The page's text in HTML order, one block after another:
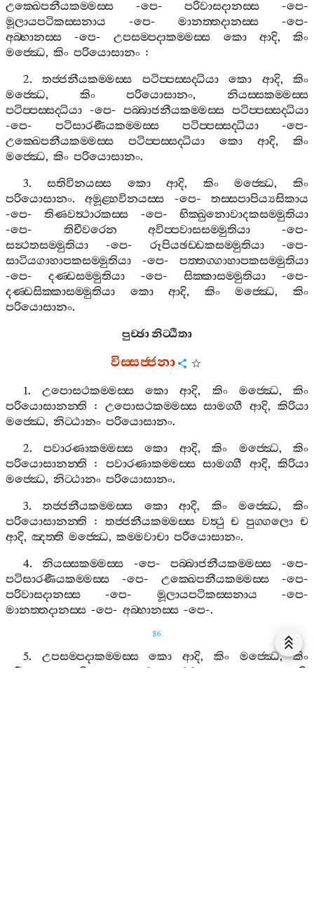
උක‍්ඛෙපනීයකම‍්මස‍්ස -පෙ-පරිවාසදානස‍්ස -පෙ-
මූලායපටිකස‍්සනාය -පෙ-මානත‍්තදානස‍්ස -පෙ-
අබ‍්භානස‍්ස -පෙ-උපසම‍්පදාකම‍්මස‍්ස කො ආදි,කිං
මජ‍්ඣෙ, කිං පරියොසානං :
2.තජ‍්ජනීයකම‍්මස‍්ස පටිප‍්පස‍්සද‍්ධියා කො ආදි,කිං
මජ‍්ඣෙ, කිං පරියොසානං,නියස‍්සකම‍්මස‍්ස
පටිප‍්පස‍්සද‍්ධියා -පෙ-පබ‍්බාජනීයකම‍්මස‍්ස පටිප‍්පස‍්සද‍්ධියා
-පෙ- පටිසාරණීයකම‍්මස‍්ස පටිප‍්පස‍්සද‍්ධියා -පෙ-
උක‍්ඛෙපනීයකම‍්මස‍්ස
පටිප‍්පස‍්සද‍්ධියා කො ආදි, කිං
මජ‍්ඣෙ, කිං පරියොසානං.
3.සතිවිනයස‍්ස කො ආදි, කිං මජ‍්ඣෙ, කිං
පරියොසානං.අමූළ‍්හවිනයස‍්ස -පෙ-තස‍්සපාපිය්‍යසිකාය
-පෙ-තිණවත්‍ථාරකස‍්ස -පෙ-භික‍්ඛුනොවාදකසම‍්මුතියා
-පෙ- තිචීවරෙන අවිප‍්පවාසසම‍්මුතියා -පෙ-
සන්‍ථතසම‍්මුතියා -පෙ- රූපියඡඩ‍්ඩකසම‍්මුතියා -පෙ-
සාටියගාහාපකසම‍්මුතියා -පෙ- පත‍්තග‍්ගාහාපකසම‍්මුතියා
-පෙ- දණ‍්ඩසම‍්මුතියා -පෙ- සික‍්කාසම‍්මුතියා -පෙ-
දණ‍්ඩසික‍්කාසම‍්මුතියා
කො ආදි, කිං මජ‍්ඣෙ,කිං
පරියොසානං.
පුච‍්ඡානිට‍්ඨිතා
විස‍්සජ‍්ජනා
1. උපොසථකම‍්මස‍්ස කො ආදි, කිං මජ‍්ඣෙ,කිං
පරියොසානන‍්ති : උපොසථකම‍්මස‍්ස සාමග‍්ගී ආදි,කිරියා
මජ‍්ඣෙ, නිට‍්ඨානං පරියොසානං.
2.පවාරණාකම‍්මස‍්ස කො ආදි,කිං මජ‍්ඣෙ,කිං
පරියොසානන‍්ති : පවාරණාකම‍්මස‍්ස සාමග‍්ගී ආදි,කිරියා
මජ‍්ඣෙ, නිට‍්ඨානං පරියොසානං.
3.තජ‍්ජනීයකම‍්මස‍්ස කො ආදි, කිං මජ‍්ඣෙ, කිං
පරියොසානන‍්ති : තජ‍්ජනීයකම‍්මස‍්ස වත්‍ථු ච පුග‍්ගලො ච
ආදි, ඤත‍්ති මජ‍්ඣෙ, කම‍්මවාචා පරියොසානං.
4.නියස‍්සකම‍්මස‍්ස -පෙ-පබ‍්බාජනීයකම‍්මස‍්ස -පෙ-
පටිසාරණීයකම‍්මස‍්ස -පෙ- උක‍්ඛෙපනීයකම‍්මස‍්ස -පෙ-
පරිවාසදානස‍්ස -පෙ- මූලායපටිකස‍්සනාය -පෙ-
මානත‍්තදානස‍්ස -පෙ- අබ‍්භානස‍්ස -පෙ-.
86
5. උපසම‍්පදාකම‍්මස‍්ස කො ආදි,කිං මජ‍්ඣෙ,කිං
පරියොසානන‍්ති
උපසම‍්පදාකම‍්මස‍්ස ආදි